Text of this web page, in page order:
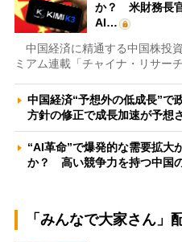
か？ 米財務長
AI…
中国経済に精通する中国株投
ミアム連載「チャイナ・リサー
中国経済“予想外の低成長”
方針の修正で成長加速が予想
“AI革命”で爆発的な需要拡大
か？ 高い競争力を持つ中国
「みんなで大家さん」